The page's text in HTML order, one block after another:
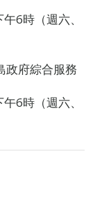
6時（週六、
政府綜合服務
6時（週六、